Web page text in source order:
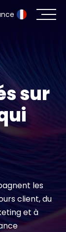
sur
les
client, du
et à